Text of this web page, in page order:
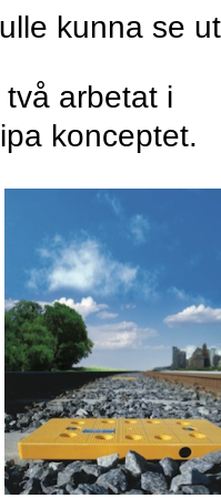
kunna se
arbetat i
konceptet.